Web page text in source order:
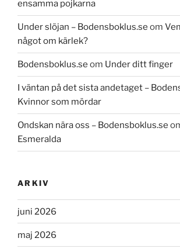
ensamma pojkarna
Under slöjan – Bodensboklus.se om
något om kärlek?
Bodensboklus.se om Under ditt finger
I väntan på det sista andetaget –
Kvinnor som mördar
Ondskan nära oss – Bodensboklus.se
Esmeralda
ARKIV
juni 2026
maj 2026